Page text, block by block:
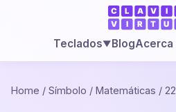
Teclados▼BlogAcerca
Home / Símbolo / Matemáticas /